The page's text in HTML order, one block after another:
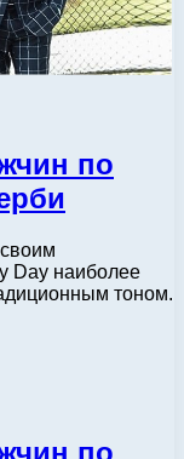
по
Day наиболее
тоном.
по